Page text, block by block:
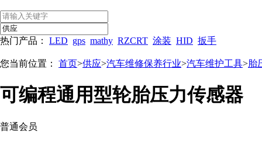
热门产品： LED gps mathy RZCRT 涂装 HID 扳手
您当前位置： 首页>供应>汽车维修保养行业>汽车维护工具>胎
可编程通用型轮胎压力传感器
普通会员